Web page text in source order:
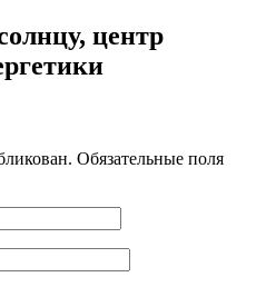
центр
Обязательные поля